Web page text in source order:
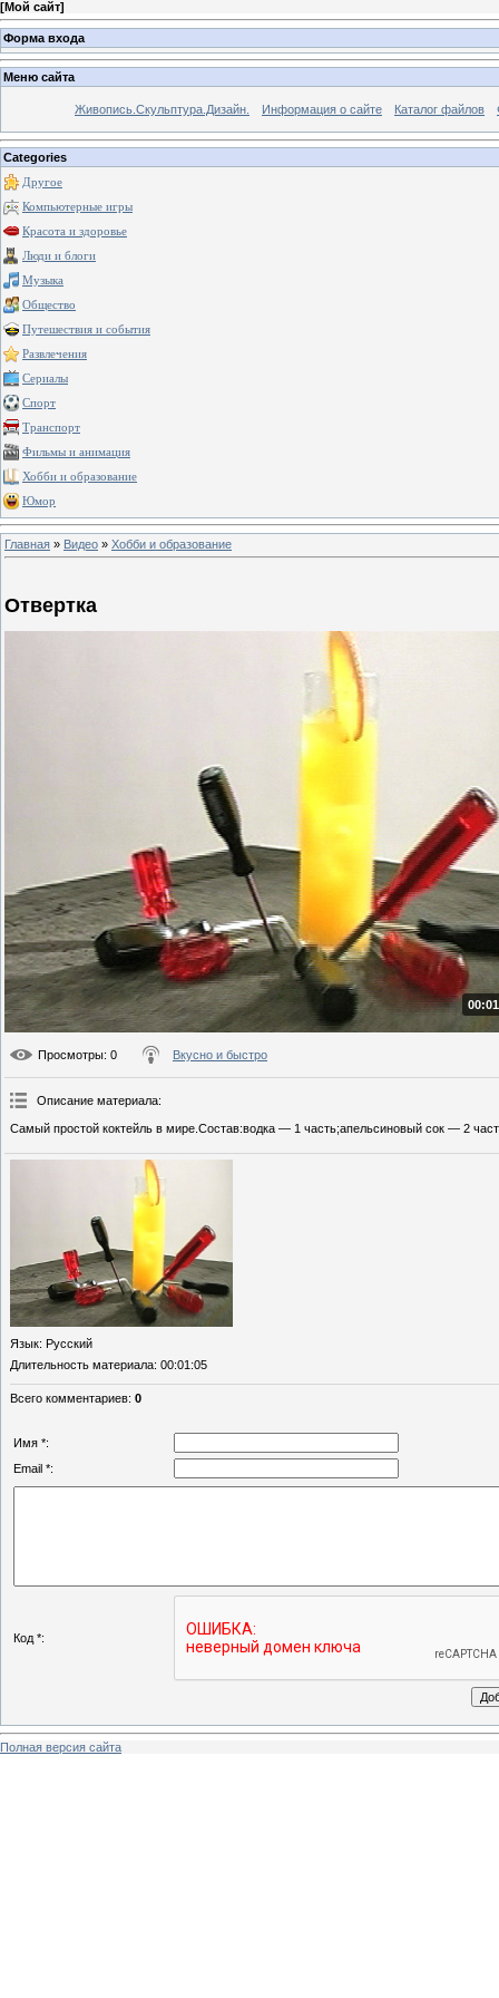
[Мой сайт]
Форма входа
Меню сайта
Живопись.Скульптура.Дизайн. Информация о сайте Каталог файлов
Categories
Другое
Компьютерные игры
Красота и здоровье
Люди и блоги
Музыка
Общество
Путешествия и события
Развлечения
Сериалы
Спорт
Транспорт
Фильмы и анимация
Хобби и образование
Юмор
Главная » Видео » Хобби и образование
Отвертка
Просмотры: 0 Вкусно и быстро
Описание материала:
Самый простой коктейль в мире.Состав:водка — 1 часть;апельсиновый сок — 2
Язык: Русский
Длительность материала: 00:01:05
Всего комментариев: 0
Имя *:
Email *:
Код *:
Полная версия сайта